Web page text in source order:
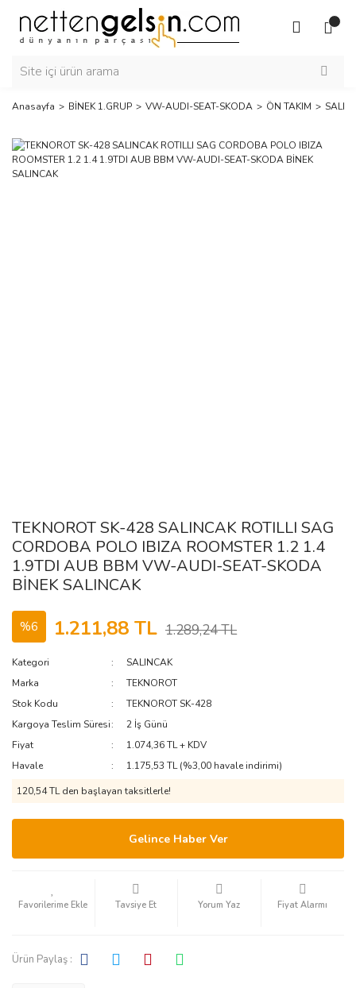
Anasayfa BİNEK 1.GRUP VW-AUDI-SEAT-SKODA ÖN TAKIM
TEKNOROT SK-428 SALINCAK ROTILLI SAG
CORDOBA POLO IBIZA ROOMSTER 1.2 1.4
1.9TDI AUB BBM VW-AUDI-SEAT-SKODA
BİNEK SALINCAK
%6 1.211,88 TL 1.289,24 TL
Kategori
SALINCAK
Marka
TEKNOROT
Stok Kodu
TEKNOROT SK-428
Kargoya Teslim Süresi
2 İş Günü
Fiyat
1.074,36 TL + KDV
Havale
1.175,53 TL (%3,00 havale indirimi)
120,54 TL den başlayan taksitlerle!
Gelince Haber Ver
Tavsiye Et Yorum Yaz Fiyat Alarmı
Ürün Paylaş :